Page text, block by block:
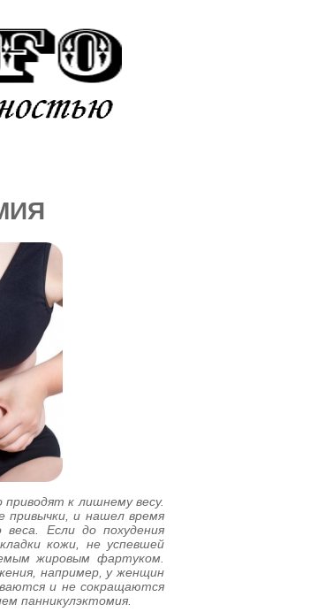
к лишнему весу.
привычки, и нашел время
Если до похудения
кожи, не успевшей
жировым фартуком.
например, у женщин
и не сокращаются
панникулэктомия.